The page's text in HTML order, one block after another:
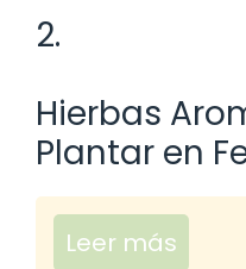
2.
Hierbas
Plantar en
Leer más